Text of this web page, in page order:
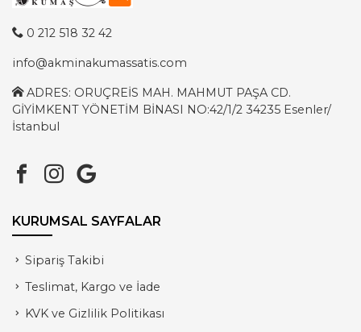
0 212 518 32 42
info@akminakumassatis.com
ADRES: ORUÇREİS MAH. MAHMUT PAŞA CD.
GİYİMKENT YÖNETİM BİNASI NO:42/1/2 34235 Esenler/
İstanbul
KURUMSAL SAYFALAR
Sipariş Takibi
Teslimat, Kargo ve İade
KVK ve Gizlilik Politikası